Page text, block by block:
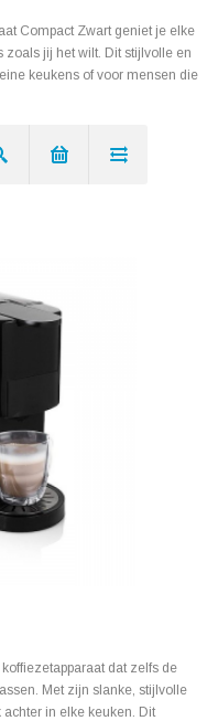
Compact Zwart geniet je elke
zoals jij het wilt. Dit stijlvolle en
keukens of voor mensen die
dat zelfs de
Met zijn slanke, stijlvolle
in elke keuken. Dit